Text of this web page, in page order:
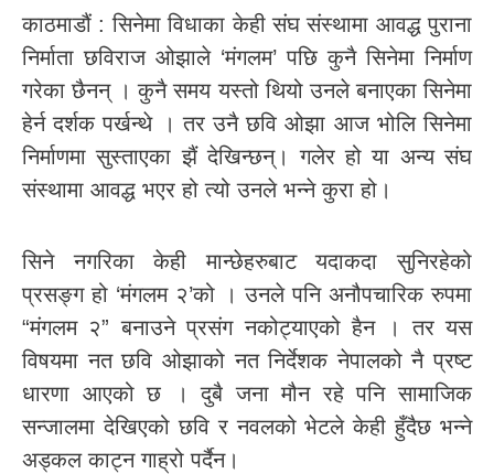
काठमाडौं : सिनेमा विधाका केही संघ संस्थामा आवद्ध पुराना
निर्माता छविराज ओझाले ‘मंगलम’ पछि कुनै सिनेमा निर्माण
गरेका छैनन् । कुनै समय यस्तो थियो उनले बनाएका सिनेमा
हेर्न दर्शक पर्खन्थे । तर उनै छवि ओझा आज भोलि सिनेमा
निर्माणमा सुस्ताएका झैं देखिन्छन्। गलेर हो या अन्य संघ
संस्थामा आवद्ध भएर हो त्यो उनले भन्ने कुरा हो।
सिने नगरिका केही मान्छेहरुबाट यदाकदा सुनिरहेको
प्रसङ्ग हो ‘मंगलम २’को । उनले पनि अनौपचारिक रुपमा
“मंगलम २” बनाउने प्रसंग नकोट्याएको हैन । तर यस
विषयमा नत छवि ओझाको नत निर्देशक नेपालको नै प्रष्ट
धारणा आएको छ । दुबै जना मौन रहे पनि सामाजिक
सन्जालमा देखिएको छवि र नवलको भेटले केही हुँदैछ भन्ने
अड्कल काट्न गाह्रो पर्दैन।